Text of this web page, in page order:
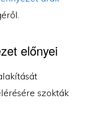
előnyei
szokták